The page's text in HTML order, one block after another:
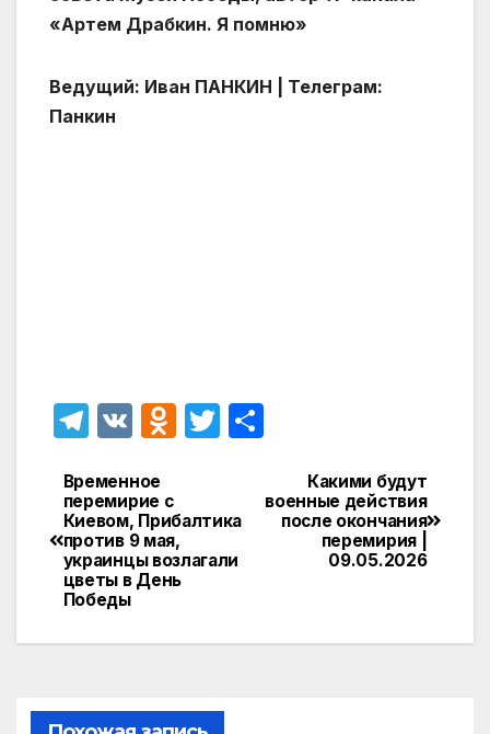
«Артем Драбкин. Я помню»
Ведущий: Иван ПАНКИН | Телеграм:
Панкин
T
e
gr
a
m
V
O
o
kl
a
ni
T
er
п
р
Навигация
по
записям
Какими будут
военные действия
после окончания
перемирия |
09.05.2026
Временное
перемирие с
Киевом, Прибалтика
против 9 мая,
украинцы возлагали
цветы в День
Победы